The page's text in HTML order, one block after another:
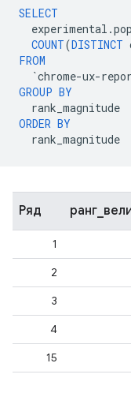
SELECT
experimental .
COUNT(DISTINCT
FROM
`chrome-ux-
GROUP BY
rank_magnitude
ORDER BY
rank_magnitude
Ряд
1
2
3
4
15